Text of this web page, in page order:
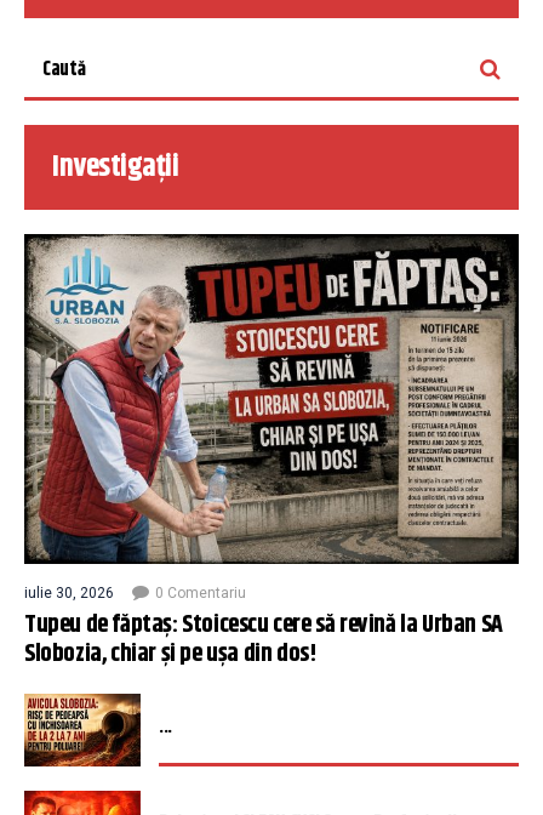
Investigații
iulie 30, 2026 0 Comentariu
Tupeu de făptaș: Stoicescu cere să revină la Urban SA
Slobozia, chiar și pe ușa din dos!
...